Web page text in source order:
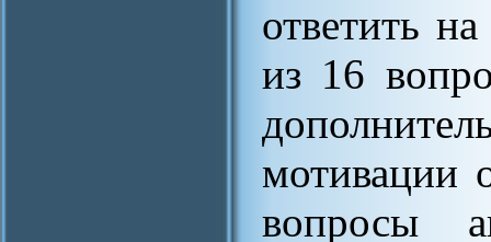
ответить
из 16
мотивации
вопросы